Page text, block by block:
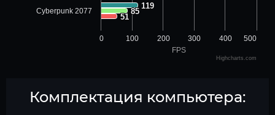
FPS
119
119
85
85
51
51
0 100 200 300 400 500
Cyberpunk 2077
Highcharts.com
Комплектация компьютера: